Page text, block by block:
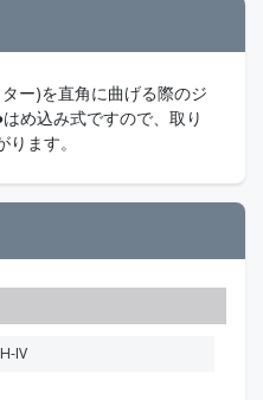
ー)を直角に曲げる際のジ
め込み式ですので、取り
ます。
IV